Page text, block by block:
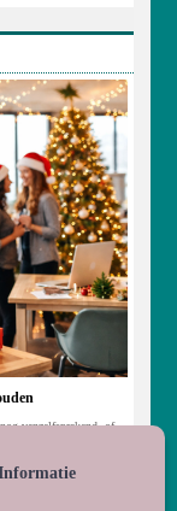
vanzelfsprekend, of
verbondenheid en
spiegel is van welzijn,